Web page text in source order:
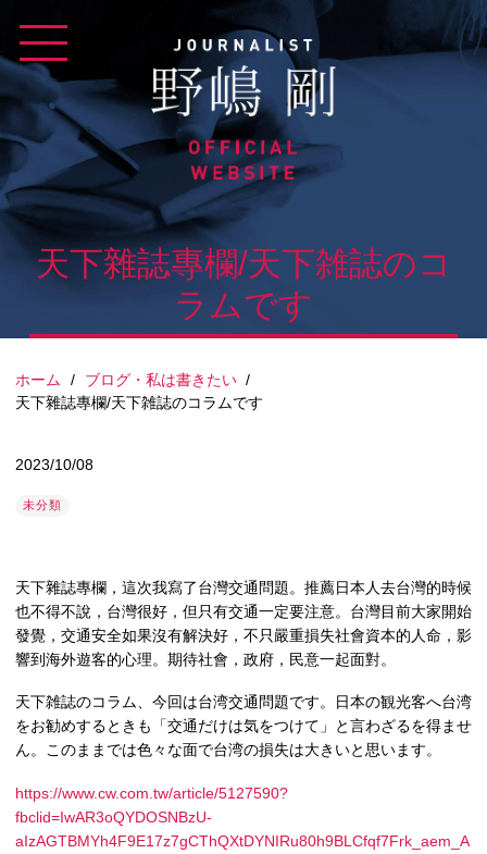
content
天下雜誌專欄/天下雑誌のコ
ラムです
ホーム / ブログ・私は書きたい /
天下雜誌專欄/天下雑誌のコラムです
2023/10/08
未分類
天下雜誌專欄，這次我寫了台灣交通問題。推薦日本人去台灣的時候
也不得不說，台灣很好，但只有交通一定要注意。台灣目前大家開始
發覺，交通安全如果沒有解決好，不只嚴重損失社會資本的人命，影
響到海外遊客的心理。期待社會，政府，民意一起面對。
天下雑誌のコラム、今回は台湾交通問題です。日本の観光客へ台湾
をお勧めするときも「交通だけは気をつけて」と言わざるを得ませ
ん。このままでは色々な面で台湾の損失は大きいと思います。
https://www.cw.com.tw/article/5127590?
fbclid=IwAR3oQYDOSNBzU-
aIzAGTBMYh4F9E17z7gCThQXtDYNIRu80h9BLCfqf7Frk_aem_A